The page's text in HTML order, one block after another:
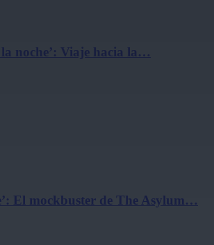
noche’: Viaje hacia la…
El mockbuster de The Asylum…